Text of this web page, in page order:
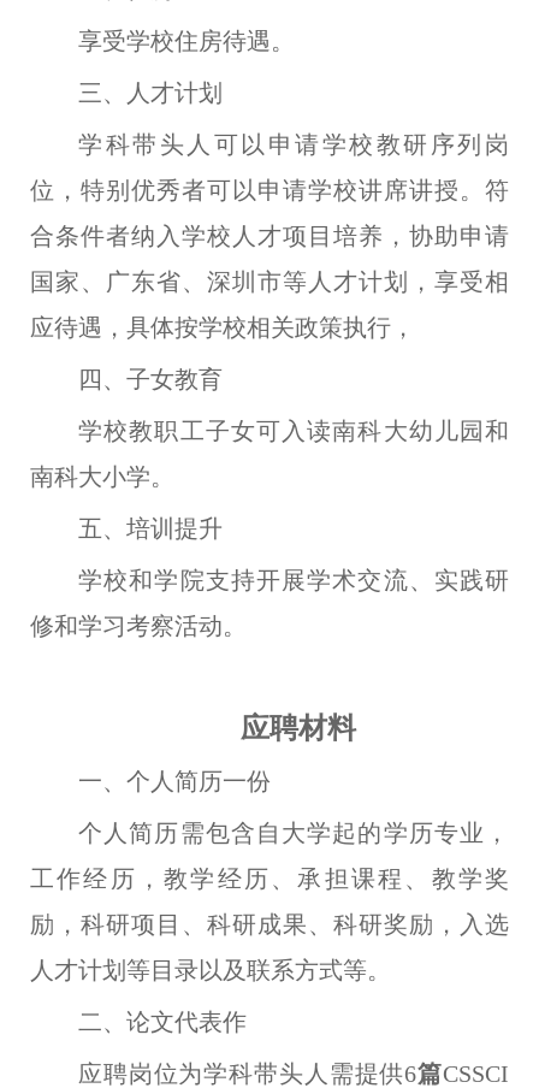
享受学校住房待遇。
三、人才计划
学科带头人可以申请学校教研序列岗
位，特别优秀者可以申请学校讲席讲授。 符
合条件者纳入学校人才项目培养 ， 协助申请
国家、广东省、深圳市等人才计划， 享受相
应待遇，具体按学校相关政策执行，
四、子女教育
学校教职工子女可入读南科大幼儿园和
南科大小学。
五、培训提升
学校和学院支持开展学术交流、实践研
修和学习考察活动。
应聘材料
一、个人简历一份
个人简历需包含自大学起的学历专业，
工作经历，教学经历、承担课程、教学奖
励，科研项目、科研成果、科研奖励，入选
人才计划等目录以及联系方式等。
二、论文代表作
应聘岗位为学科带头人需提供6篇CSSCI